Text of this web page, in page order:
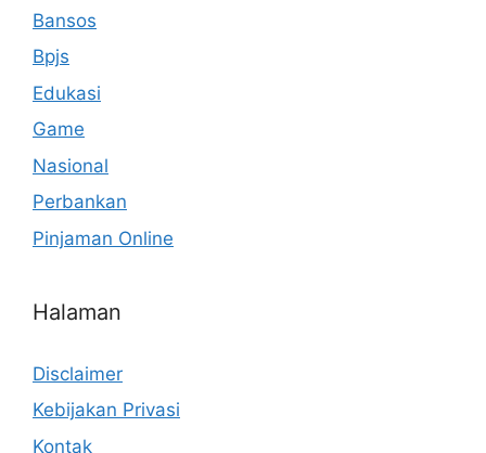
Bansos
Bpjs
Edukasi
Game
Nasional
Perbankan
Pinjaman Online
Halaman
Disclaimer
Kebijakan Privasi
Kontak